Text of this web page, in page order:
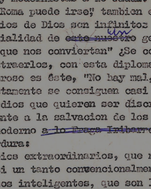
MUSEO
ARCHIVO
CERTAMEN DE DIBUJO
FUNDACIÓN
TIENDA
NOTICIAS